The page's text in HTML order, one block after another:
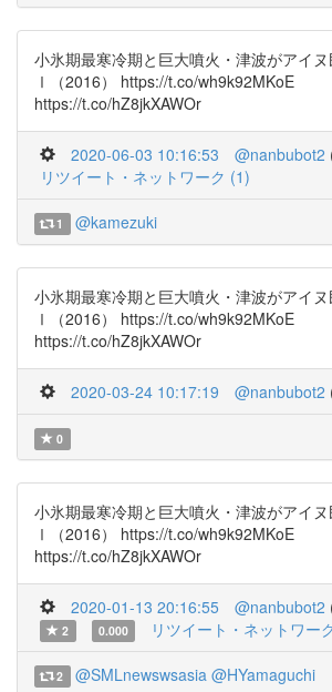
小氷期最寒冷期と巨大噴火・津波がアイ
Ⅰ（2016） https://t.co/wh9k92MKoE
https://t.co/hZ8jkXAWOr
2020-06-03 10:16:53 @nanbubot2
リツイート・ネットワーク (1)
1 @kamezuki
小氷期最寒冷期と巨大噴火・津波がアイ
Ⅰ（2016） https://t.co/wh9k92MKoE
https://t.co/hZ8jkXAWOr
2020-03-24 10:17:19 @nanbubot2
0
小氷期最寒冷期と巨大噴火・津波がアイ
Ⅰ（2016） https://t.co/wh9k92MKoE
https://t.co/hZ8jkXAWOr
2020-01-13 20:16:55 @nanbubot2
2
0.000 リツイート・ネットワー
2 @SMLnewswsasia @HYamaguchi